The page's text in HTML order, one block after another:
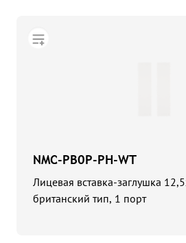
NMC-PB0P-PH-WT
Лицевая вставка-заглушка
британский тип, 1 порт